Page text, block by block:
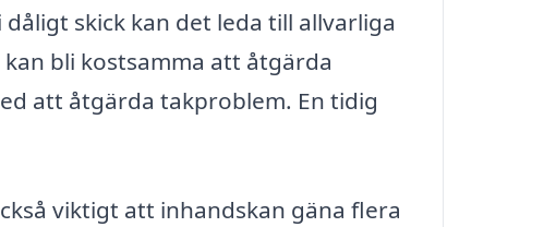
skick kan det leda till allvarliga
bli kostsamma att åtgärda
att åtgärda takproblem. En tidig
viktigt att inhandskan gäna flera